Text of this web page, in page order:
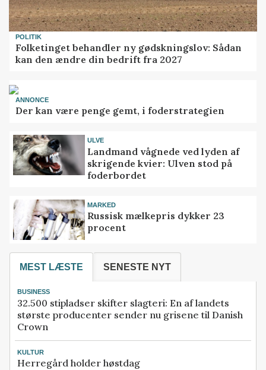
POLITIK
Folketinget behandler ny gødskningslov: Sådan
kan den ændre din bedrift fra 2027
ANNONCE
Der kan være penge gemt, i foderstrategien
ULVE
Landmand vågnede ved lyden af
skrigende kvier: Ulven stod på
foderbordet
MARKED
Russisk mælkepris dykker 23
procent
MEST LÆSTE SENESTE NYT
BUSINESS
32.500 stipladser skifter slagteri: En af landets
største producenter sender nu grisene til Danish
Crown
KULTUR
Herregård holder høstdag